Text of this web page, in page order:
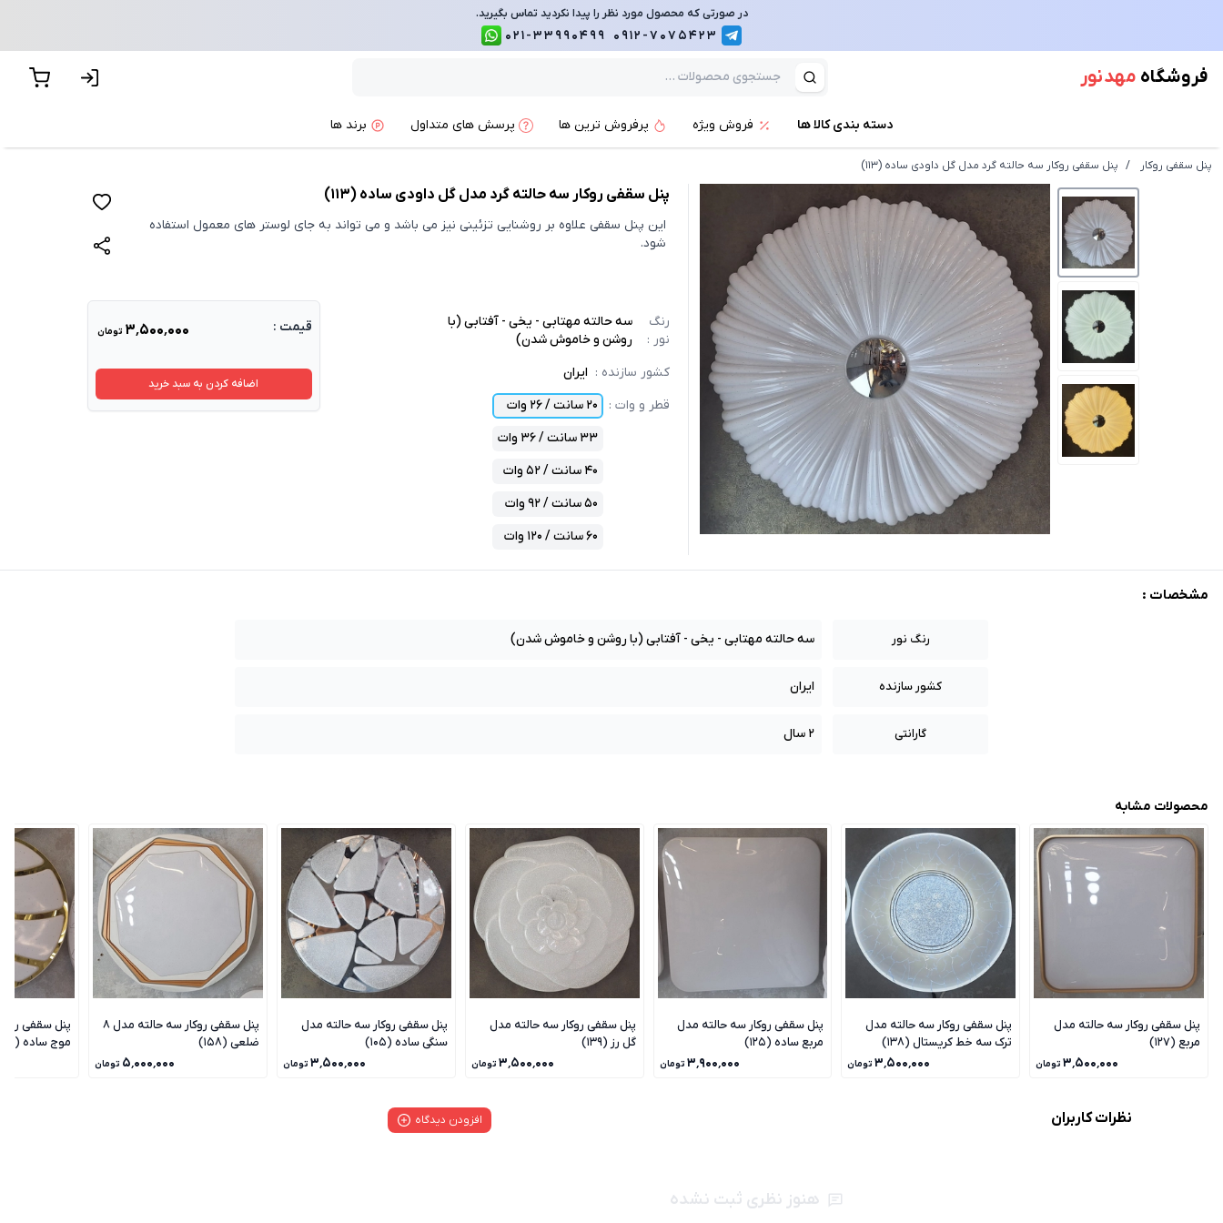
در صورتی که محصول مورد نظر را پیدا نکردید تماس بگیرید.
0912-7075423
021-33990499
فروشگاه مهد نور
دسته بندی کالا ها فروش ویژه پرفروش ترین ها پرسش های متداول برند ها
پنل سقفی روکار / پنل سقفی روکار سه حالته گرد مدل گل داودی ساده (113)
پنل سقفی روکار سه حالته گرد مدل گل داودی ساده (113)
این پنل سقفی علاوه بر روشنایی تزئینی نیز می باشد و می تواند به جای لوستر های معمول استفاده
شود.
قیمت : ۳٬۵۰۰٬۰۰۰ تومان
اضافه کردن به سبد خرید
رنگ
نور :
سه حالته مهتابی - یخی - آفتابی (با
روشن و خاموش شدن)
کشور سازنده : ایران
قطر و وات :
20 سانت / 26 وات
33 سانت / 36 وات
40 سانت / 52 وات
50 سانت / 92 وات
60 سانت / 120 وات
مشخصات :
رنگ نور سه حالته مهتابی - یخی - آفتابی (با روشن و خاموش شدن)
کشور سازنده ایران
گارانتی 2 سال
محصولات مشابه
پنل سقفی روکار سه حالته مدل
مربع (127)
۳٬۵۰۰٬۰۰۰ تومان
پنل سقفی روکار سه حالته مدل
ترک سه خط کریستال (138)
۳٬۵۰۰٬۰۰۰ تومان
پنل سقفی روکار سه حالته مدل
مربع ساده (125)
۳٬۹۰۰٬۰۰۰ تومان
پنل سقفی روکار سه حالته مدل
گل رز (139)
۳٬۵۰۰٬۰۰۰ تومان
پنل سقفی روکار سه حالته مدل
سنگی ساده (105)
۳٬۵۰۰٬۰۰۰ تومان
پنل سقفی روکار سه حالته مدل 8
ضلعی (158)
۵٬۰۰۰٬۰۰۰ تومان
پنل سقفی
موج ساده (104)
نظرات کاربران افزودن دیدگاه
هنوز نظری ثبت نشده